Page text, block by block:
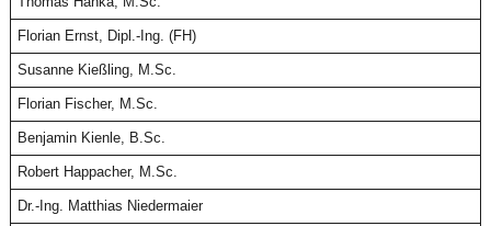
Florian Ernst, Dipl.-Ing. (FH)
Susanne Kießling, M.Sc.
Florian Fischer, M.Sc.
Benjamin Kienle, B.Sc.
Robert Happacher, M.Sc.
Dr.-Ing. Matthias Niedermaier